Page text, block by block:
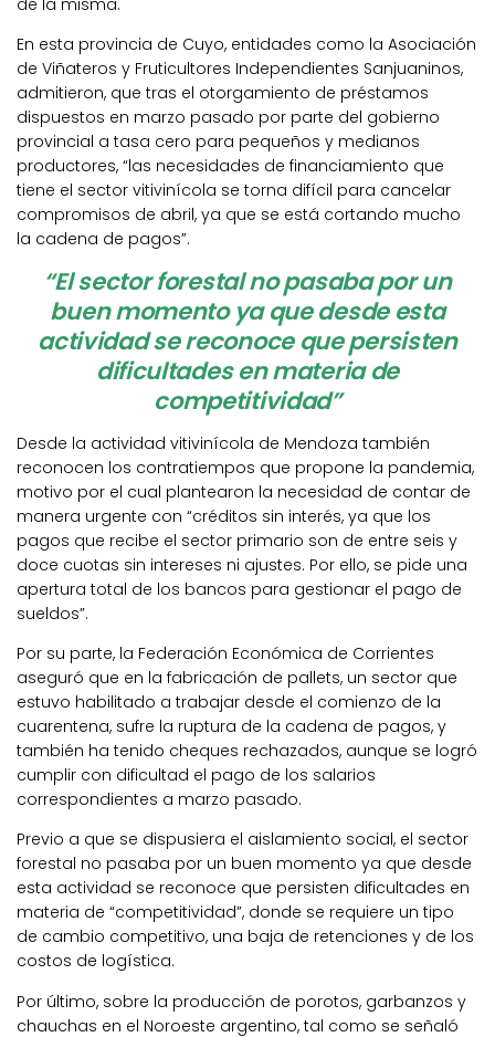
de la misma.
En esta provincia de Cuyo, entidades como la Asociación
de Viñateros y Fruticultores Independientes Sanjuaninos,
admitieron, que tras el otorgamiento de préstamos
dispuestos en marzo pasado por parte del gobierno
provincial a tasa cero para pequeños y medianos
productores, “las necesidades de financiamiento que
tiene el sector vitivinícola se torna difícil para cancelar
compromisos de abril, ya que se está cortando mucho
la cadena de pagos”.
“El sector forestal no pasaba por un
buen momento ya que desde esta
actividad se reconoce que persisten
dificultades en materia de
competitividad”
Desde la actividad vitivinícola de Mendoza también
reconocen los contratiempos que propone la pandemia,
motivo por el cual plantearon la necesidad de contar de
manera urgente con “créditos sin interés, ya que los
pagos que recibe el sector primario son de entre seis y
doce cuotas sin intereses ni ajustes. Por ello, se pide una
apertura total de los bancos para gestionar el pago de
sueldos”.
Por su parte, la Federación Económica de Corrientes
aseguró que en la fabricación de pallets, un sector que
estuvo habilitado a trabajar desde el comienzo de la
cuarentena, sufre la ruptura de la cadena de pagos, y
también ha tenido cheques rechazados, aunque se logró
cumplir con dificultad el pago de los salarios
correspondientes a marzo pasado.
Previo a que se dispusiera el aislamiento social, el sector
forestal no pasaba por un buen momento ya que desde
esta actividad se reconoce que persisten dificultades en
materia de “competitividad”, donde se requiere un tipo
de cambio competitivo, una baja de retenciones y de los
costos de logística.
Por último, sobre la producción de porotos, garbanzos y
chauchas en el Noroeste argentino, tal como se señaló